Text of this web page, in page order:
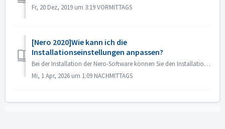
Fr, 20 Dez, 2019 um 3:19 VORMITTAGS
[Nero 2020]Wie kann ich die
Installationseinstellungen anpassen?
Bei der Installation der Nero-Software können Sie den Installationsort und die zu installierenden Anwendungen anpassen. Befolgen Sie die folgenden Schri...
Mi, 1 Apr, 2026 um 1:09 NACHMITTAGS